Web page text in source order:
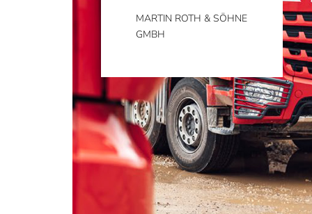
MARTIN ROTH & SÖHNE
GMBH